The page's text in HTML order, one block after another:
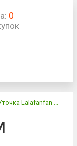
0
Lalafanfan ...